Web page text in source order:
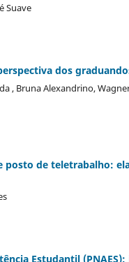
Suave
dos
, Bruna Alexandrino,
posto de teletrabalho:
Estudantil